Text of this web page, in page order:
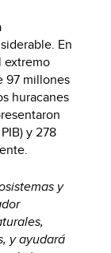
En
extremo
97 millones
huracanes
y 278
y
y ayudará